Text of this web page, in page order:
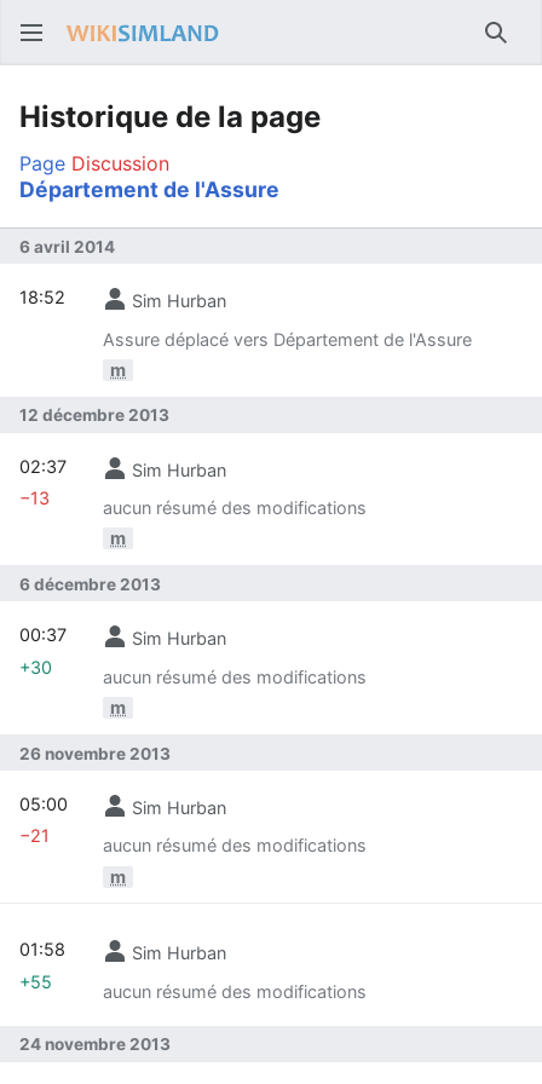
Historique de la page
Page Discussion
Département de l'Assure
6 avril 2014
Sim Hurban
Assure déplacé vers Département de l'Assure
m
18:52
12 décembre 2013
Sim Hurban
aucun résumé des modifications
m
02:37
−13
6 décembre 2013
Sim Hurban
aucun résumé des modifications
m
00:37
+30
26 novembre 2013
Sim Hurban
aucun résumé des modifications
m
05:00
−21
Sim Hurban
aucun résumé des modifications
01:58
+55
24 novembre 2013